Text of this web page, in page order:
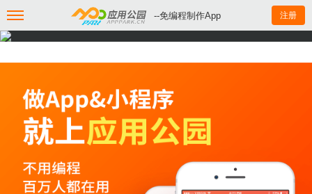
--免编程制作App 注册